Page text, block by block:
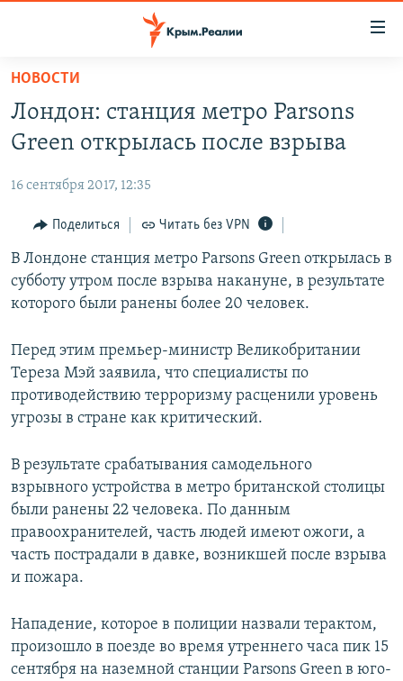
Вернуться
основному
содержанию
навигации
Вернутся
поиску
СПЕЦПРОЕКТЫ
КАРТА ВОЕННЫХ ОБЪЕКТОВ КРЫМА
11 ЛЕТ ОККУПАЦИИ КРЫМА. 11 ИСТОРИЙ СОПРОТИВЛЕНИЯ
ИСТОРИЯ
ЕЩЕ
ИНТЕРАКТИВ
ИНФОГРАФИКА
СОВЕТЫ ПРАВОЗАЩИТНИКОВ
ПРОПАВШИЕ БЕЗ ВЕСТИ
ПОБЕДИТЕЛЕЙ НЕ СУДЯТ?
КРЫМ.НЕПОКОРЕННЫЙ
ELIFBE
УКРАИНСКАЯ ПРОБЛЕМА КРЫМА
РАДІО СВОБОДА
КАК ОБОЙТИ БЛОКИРОВКУ
Qırımtatar
ПРИСОЕДИНЯЙТЕСЬ!
Все сайты RFE/RL
НОВОСТИ
Лондон: станция метро Parsons
Green открылась после взрыва
16 сентября 2017, 12:35
Поделиться Читать без VPN
В Лондоне станция метро Parsons Green открылась в
субботу утром после взрыва накануне, в результате
которого были ранены более 20 человек.
Перед этим премьер-министр Великобритании
Тереза Мэй заявила, что специалисты по
противодействию терроризму расценили уровень
угрозы в стране как критический.
В результате срабатывания самодельного
взрывного устройства в метро британской столицы
были ранены 22 человека. По данным
правоохранителей, часть людей имеют ожоги, а
часть пострадали в давке, возникшей после взрыва
и пожара.
Нападение, которое в полиции назвали терактом,
произошло в поезде во время утреннего часа пик 15
сентября на наземной станции Parsons Green в юго-